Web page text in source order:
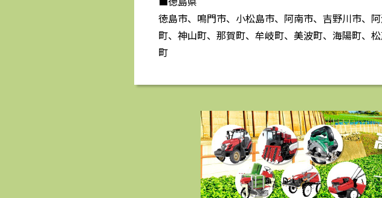
徳島市、鳴門市、小松島市、阿南市、吉野川市、
町、神山町、那賀町、牟岐町、美波町、海陽町、
町